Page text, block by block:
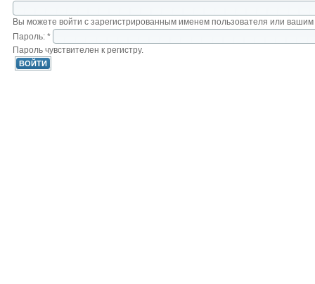
Вы можете войти с зарегистрированным именем пользователя или
Пароль: *
Пароль чувствителен к регистру.